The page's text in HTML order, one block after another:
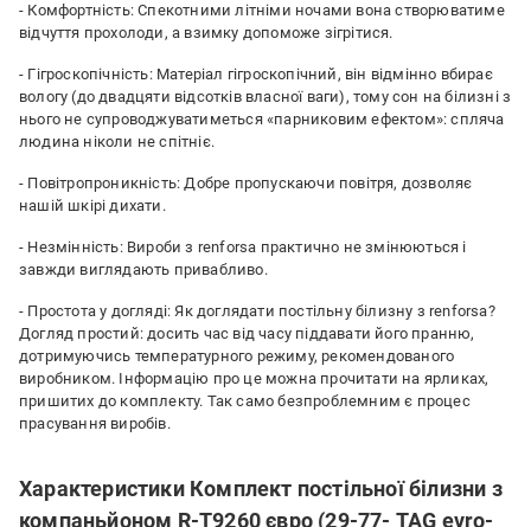
- Комфортність: Спекотними літніми ночами вона створюватиме
відчуття прохолоди, а взимку допоможе зігрітися.
- Гігроскопічність: Матеріал гігроскопічний, він відмінно вбирає
вологу (до двадцяти відсотків власної ваги), тому сон на білизні з
нього не супроводжуватиметься «парниковим ефектом»: спляча
людина ніколи не спітніє.
- Повітропроникність: Добре пропускаючи повітря, дозволяє
нашій шкірі дихати.
- Незмінність: Вироби з renforsa практично не змінюються і
завжди виглядають привабливо.
- Простота у догляді: Як доглядати постільну білизну з renforsa?
Догляд простий: досить час від часу піддавати його пранню,
дотримуючись температурного режиму, рекомендованого
виробником. Інформацію про це можна прочитати на ярликах,
пришитих до комплекту. Так само безпроблемним є процес
прасування виробів.
Характеристики Комплект постільної білизни з
компаньйоном R-T9260 євро (29-77- TAG evro-